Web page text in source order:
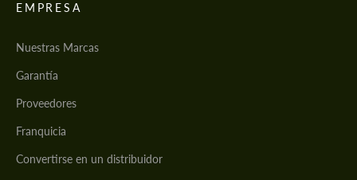
EMPRESA
Nuestras Marcas
Garantía
Proveedores
Franquicia
Convertirse en un distribuidor